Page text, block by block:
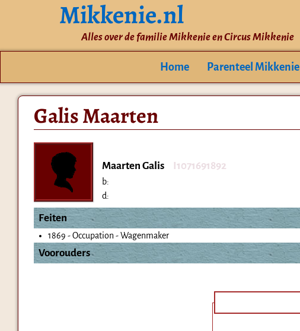
Mikkenie.nl
Alles over de familie Mikkenie en Circus Mikkenie
Home Parenteel Mikkenie
Galis Maarten
Maarten Galis I1071691892
b:
d:
Feiten
1869 - Occupation - Wagenmaker
Voorouders